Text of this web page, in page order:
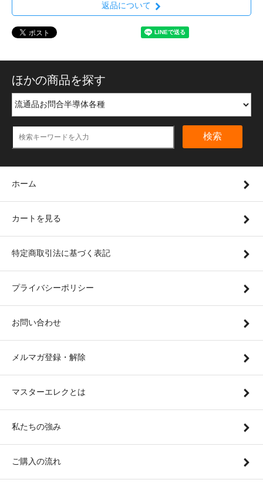
返品について
ほかの商品を探す
検索
ホーム
カートを見る
特定商取引法に基づく表記
プライバシーポリシー
お問い合わせ
メルマガ登録・解除
マスターエレクとは
私たちの強み
ご購入の流れ